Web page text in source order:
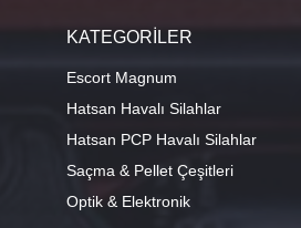
KATEGORİLER
Escort Magnum
Hatsan Havalı Silahlar
Hatsan PCP Havalı Silahlar
Saçma & Pellet Çeşitleri
Optik & Elektronik